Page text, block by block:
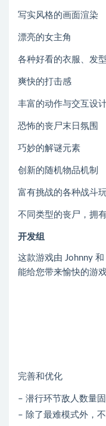
写实风格的画面渲染
漂亮的女主角
各种好看的衣服、发型
爽快的打击感
丰富的动作与交互设
恐怖的丧尸末日氛围
巧妙的解谜元素
创新的随机物品机制
富有挑战的各种战斗
不同类型的丧尸，拥
开发组
这款游戏由 Johnny
能给您带来愉快的游
完善和优化
– 潜行环节敌人数量
– 除了最难模式外，